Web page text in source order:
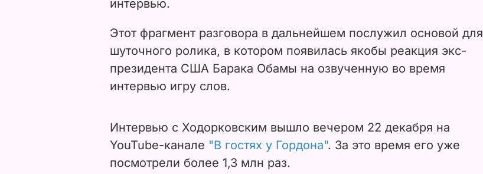
интервью.
Этот фрагмент разговора в дальнейшем послужил основой для
шуточного ролика, в котором появилась якобы реакция экс-
президента США Барака Обамы на озвученную во время
интервью игру слов.
Интервью с Ходорковским вышло вечером 22 декабря на
YouTube-канале "В гостях у Гордона". За это время его уже
посмотрели более 1,3 млн раз.